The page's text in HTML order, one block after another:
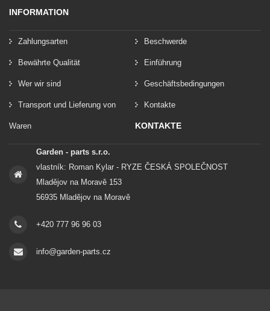
INFORMATION
Zahlungsarten Beschwerde
Bewährte Qualität Einführung
Wer wir sind Geschäftsbedingungen
Transport und Lieferung von
Waren
Kontakte
KONTAKTE
Garden - parts s.r.o.
vlastník: Roman Kylar - RYZE ČESKÁ SPOLEČNOST
Mladějov na Moravě 153
56935 Mladějov na Moravě
+420 777 96 96 03
info@garden-parts.cz